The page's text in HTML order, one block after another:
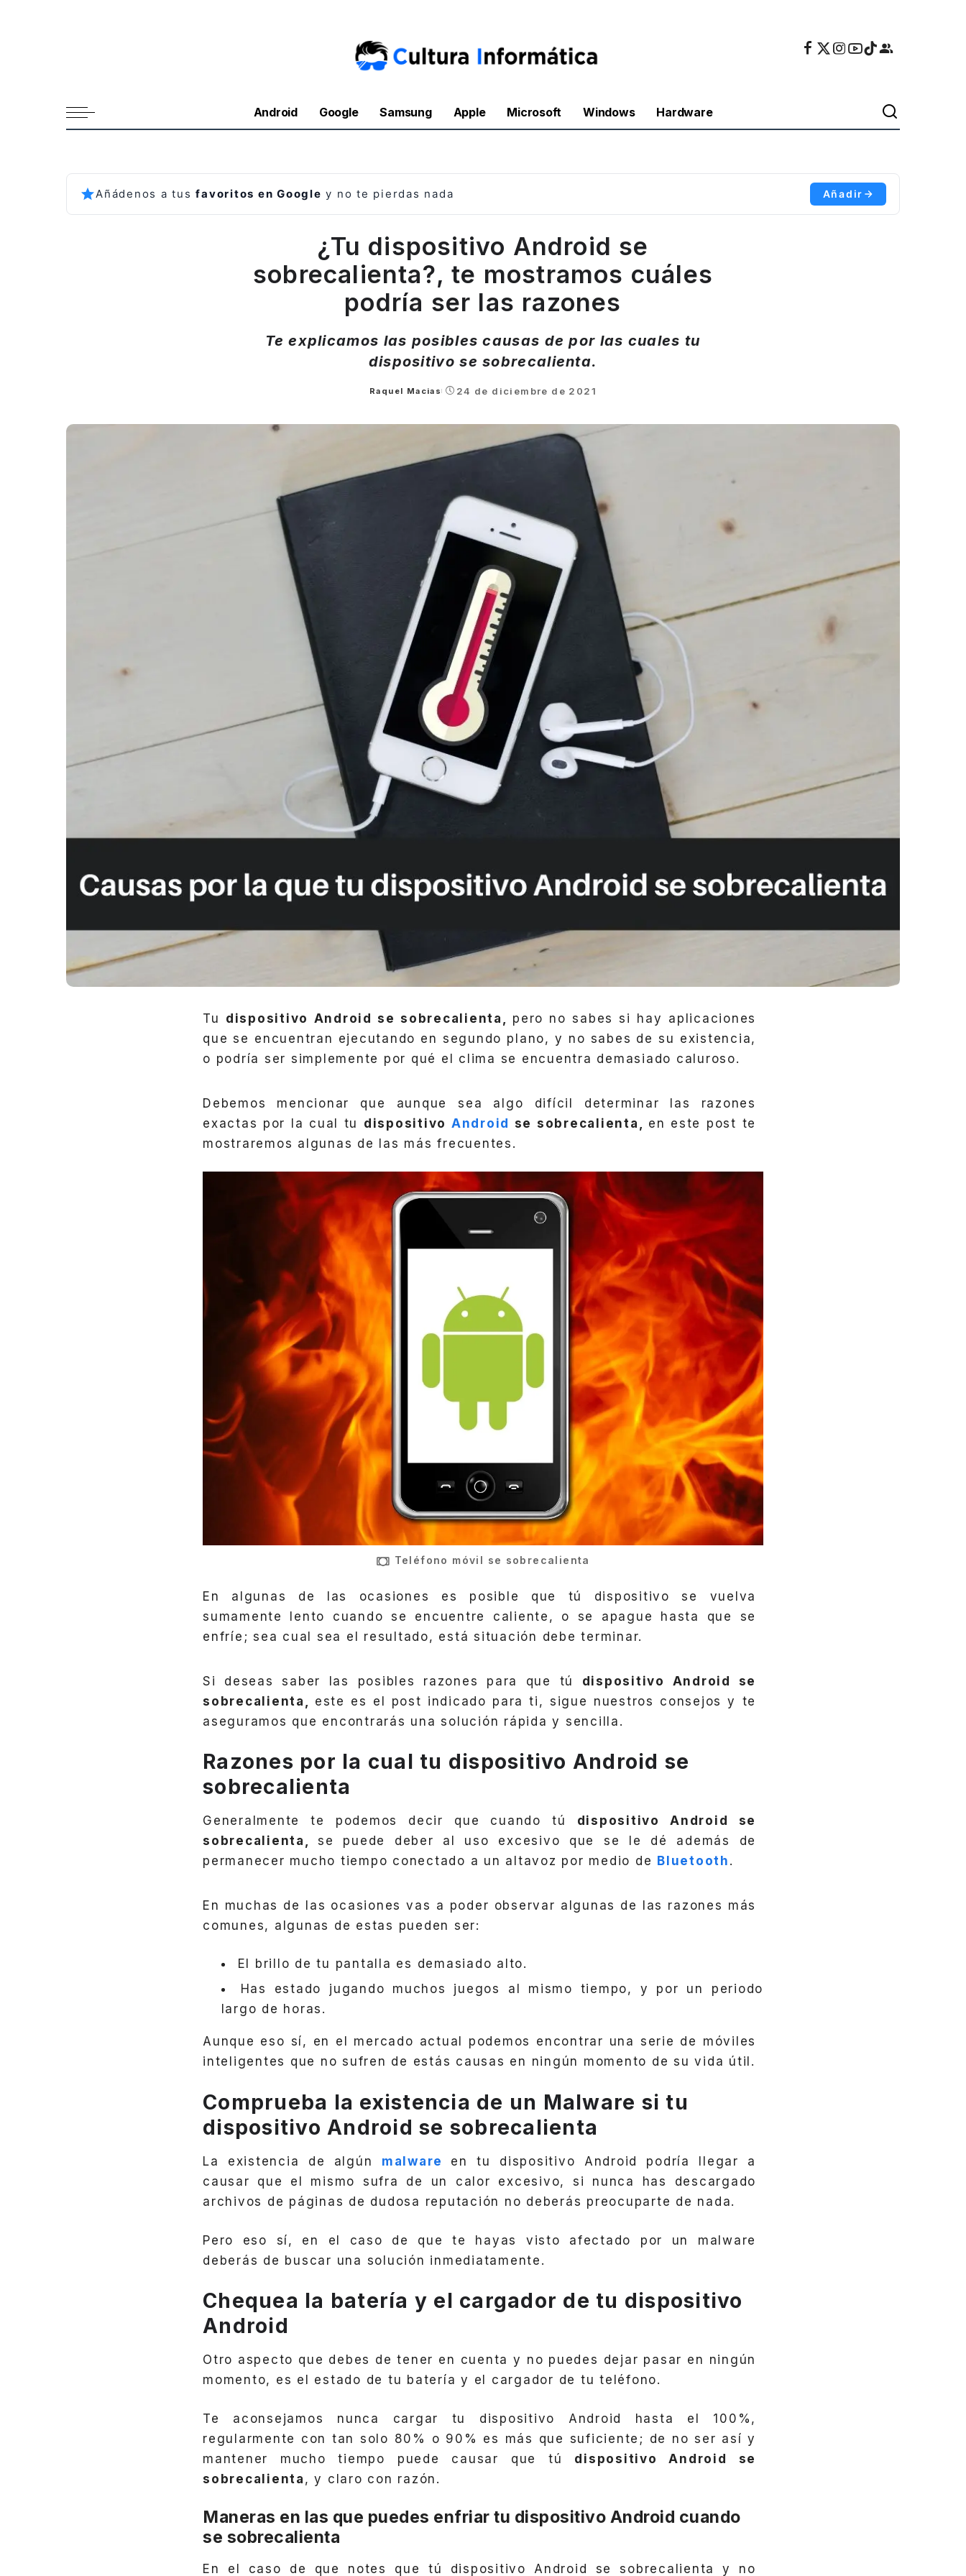
Android Google Samsung Apple Microsoft Windows Hardware
Añádenos a tusfavoritos en Google y no te pierdas nada Añadir
¿Tu dispositivo Android se
sobrecalienta?, te mostramos cuáles
podría ser las razones
Te explicamos las posibles causas de por las cuales tu
dispositivo se sobrecalienta.
Posted
Raquel Macias 24 de diciembre de 2021
Tu dispositivo Android se sobrecalienta, pero no sabes si hay aplicaciones
que se encuentran ejecutando en segundo plano, y no sabes de su existencia,
o podría ser simplemente por qué el clima se encuentra demasiado caluroso.
Debemos mencionar que aunque sea algo difícil determinar las razones
exactas por la cual tu dispositivo Android se sobrecalienta, en este post te
mostraremos algunas de las más frecuentes.
Teléfono móvil se sobrecalienta
En algunas de las ocasiones es posible que tú dispositivo se vuelva
sumamente lento cuando se encuentre caliente, o se apague hasta que se
enfríe; sea cual sea el resultado, está situación debe terminar.
Si deseas saber las posibles razones para que tú dispositivo Android se
sobrecalienta, este es el post indicado para ti, sigue nuestros consejos y te
aseguramos que encontrarás una solución rápida y sencilla.
Razones por la cual tu dispositivo Android se
sobrecalienta
Generalmente te podemos decir que cuando tú dispositivo Android se
sobrecalienta,se puede deber al uso excesivo que se le dé además de
permanecer mucho tiempo conectado a un altavoz por medio de Bluetooth .
En muchas de las ocasiones vas a poder observar algunas de las razones más
comunes, algunas de estas pueden ser:
El brillo de tu pantalla es demasiado alto.
Has estado jugando muchos juegos al mismo tiempo, y por un periodo
largo de horas.
Aunque eso sí, en el mercado actual podemos encontrar una serie de móviles
inteligentes que no sufren de estás causas en ningún momento de su vida útil.
Comprueba la existencia de un Malware si tu
dispositivo Android se sobrecalienta
La existencia de algún malware
en tu dispositivo Android podría llegar a
causar que el mismo sufra de un calor excesivo, si nunca has descargado
archivos de páginas de dudosa reputación no deberás preocuparte de nada.
Pero eso sí, en el caso de que te hayas visto afectado por un malware
deberás de buscar una solución inmediatamente.
Chequea la batería y el cargador de tu dispositivo
Android
Otro aspecto que debes de tener en cuenta y no puedes dejar pasar en ningún
momento, es el estado de tu batería y el cargador de tu teléfono.
Te aconsejamos nunca cargar tu dispositivo Android hasta el 100%,
regularmente con tan solo 80% o 90% es más que suficiente; de no ser así y
mantener mucho tiempo puede causar que tú dispositivo Android se
sobrecalienta , y claro con razón.
Maneras en las que puedes enfriar tu dispositivo Android cuando
se sobrecalienta
En el caso de que notes que tú dispositivo Android se sobrecalienta y no